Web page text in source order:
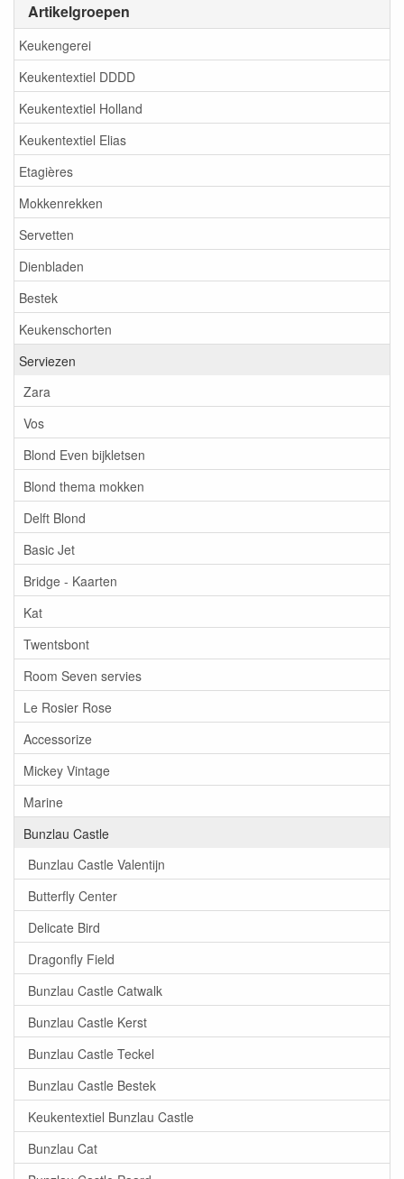
Artikelgroepen
Keukengerei
Keukentextiel DDDD
Keukentextiel Holland
Keukentextiel Elias
Etagières
Mokkenrekken
Servetten
Dienbladen
Bestek
Keukenschorten
Serviezen
Zara
Vos
Blond Even bijkletsen
Blond thema mokken
Delft Blond
Basic Jet
Bridge - Kaarten
Kat
Twentsbont
Room Seven servies
Le Rosier Rose
Accessorize
Mickey Vintage
Marine
Bunzlau Castle
Bunzlau Castle Valentijn
Butterfly Center
Delicate Bird
Dragonfly Field
Bunzlau Castle Catwalk
Bunzlau Castle Kerst
Bunzlau Castle Teckel
Bunzlau Castle Bestek
Keukentextiel Bunzlau Castle
Bunzlau Cat